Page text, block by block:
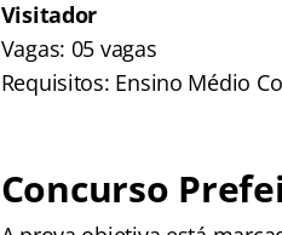
Visitador
Vagas: 05 vagas
Requisitos: Ensino Médio
Concurso